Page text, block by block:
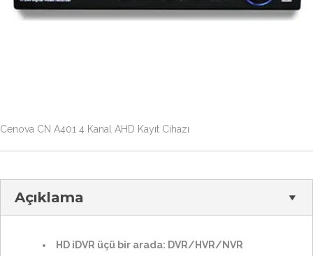
Cenova CN A401 4 Kanal AHD Kayıt Cihazı
Açıklama
HD iDVR üçü bir arada: DVR/HVR/NVR